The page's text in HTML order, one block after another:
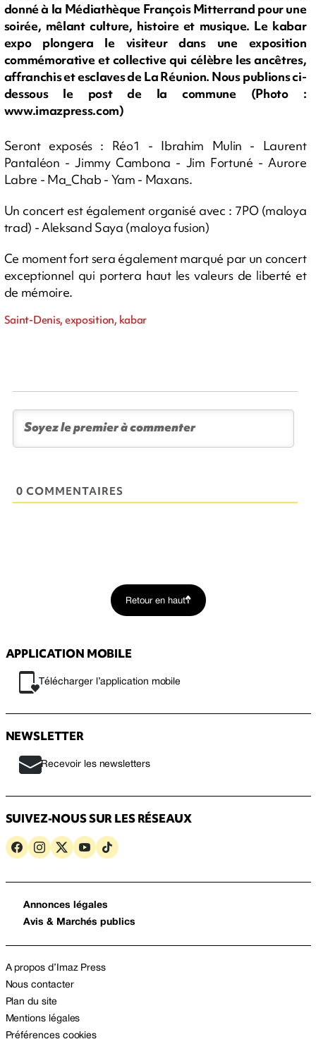
donné à la Médiathèque François Mitterrand pour une
soirée, mêlant culture, histoire et musique. Le kabar
expo plongera le visiteur dans une exposition
commémorative et collective qui célèbre les ancêtres,
affranchis et esclaves de La Réunion. Nous publions ci-
dessous le post de la commune (Photo :
www.imazpress.com)
Seront exposés : Réo1 - Ibrahim Mulin - Laurent
Pantaléon - Jimmy Cambona - Jim Fortuné - Aurore
Labre - Ma_Chab - Yam - Maxans.
Un concert est également organisé avec : 7PO (maloya
trad) - Aleksand Saya (maloya fusion)
Ce moment fort sera également marqué par un concert
exceptionnel qui portera haut les valeurs de liberté et
de mémoire.
Saint-Denis, exposition, kabar
0 COMMENTAIRES
Retour en haut
APPLICATION MOBILE
Télécharger l’application mobile
NEWSLETTER
Recevoir les newsletters
SUIVEZ-NOUS SUR LES RÉSEAUX
Annonces légales
Avis & Marchés publics
A propos d’Imaz Press
Nous contacter
Plan du site
Mentions légales
Préférences cookies